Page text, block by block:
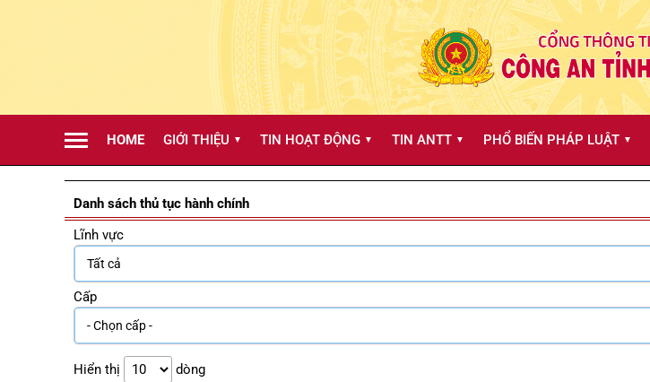
HOME GIỚI THIỆU ▼ TIN HOẠT ĐỘNG ▼ TIN ANTT ▼ PHỔ BIẾN PHÁP LUẬT ▼
Danh sách thủ tục hành chính
Lĩnh vực
Cấp
Hiển thị dòng